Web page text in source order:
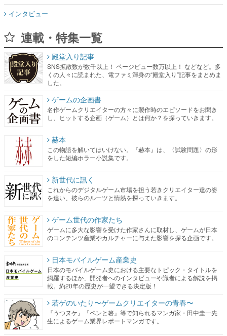
インタビュー
連載・特集一覧
殿堂入り記事
SNS拡散数が数千以上！ ページビュー数万以上！ などなど。多
くの人々に読まれた、電ファミ渾身の“殿堂入り”記事をまとめま
した。
ゲームの企画書
名作ゲームクリエイターの方々に製作時のエピソードをお聞き
し、ヒットする企画（ゲーム）とは何か？を探っていきます。
赫本
この物語を解いてはいけない。『赫本』は、〈試験問題〉の形
をした短編ホラー小説集です。
新世代に訊く
これからのデジタルゲーム市場を担う若きクリエイター達の姿
を追い、彼らのルーツと情熱を探っていきます。
ゲーム世代の作家たち
ゲームに多大な影響を受けた作家さんに取材し、ゲームが日本
のコンテンツ産業やカルチャーに与えた影響を探る企画です。
日本モバイルゲーム産業史
日本のモバイルゲーム史における主要なトピック・タイトルを
網羅するほか、開発者へのインタビューや識者による解説を掲
載。約20年の歴史が一望できる決定版！
若ゲのいたり〜ゲームクリエイターの青春〜
『うつヌケ』『ペンと箸』等で知られるマンガ家・田中圭一先
生によるゲーム業界レポートマンガです。